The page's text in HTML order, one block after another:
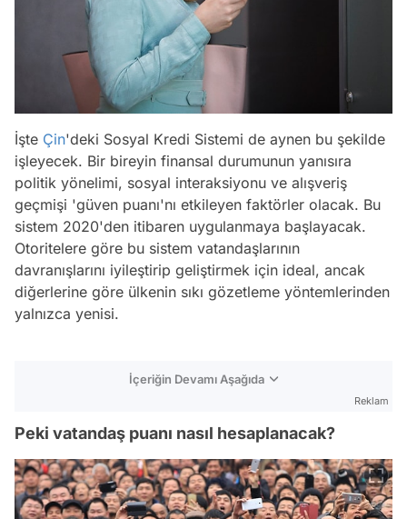
İşte Çin'deki Sosyal Kredi Sistemi de aynen bu şekilde
işleyecek. Bir bireyin finansal durumunun yanısıra
politik yönelimi, sosyal interaksiyonu ve alışveriş
geçmişi 'güven puanı'nı etkileyen faktörler olacak. Bu
sistem 2020'den itibaren uygulanmaya başlayacak.
Otoritelere göre bu sistem vatandaşlarının
davranışlarını iyileştirip geliştirmek için ideal, ancak
diğerlerine göre ülkenin sıkı gözetleme yöntemlerinden
yalnızca yenisi.
İçeriğin Devamı Aşağıda
Reklam
Peki vatandaş puanı nasıl hesaplanacak?